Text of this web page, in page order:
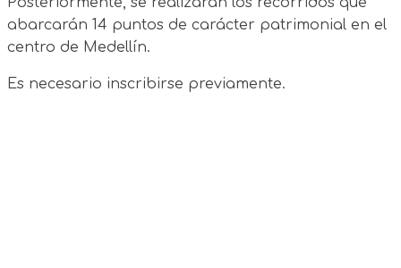
abarcarán 14 puntos de carácter patrimonial en el
centro de Medellín.
Es necesario inscribirse previamente.